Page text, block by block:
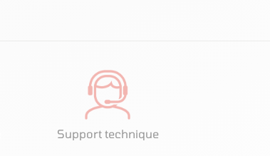
Support technique